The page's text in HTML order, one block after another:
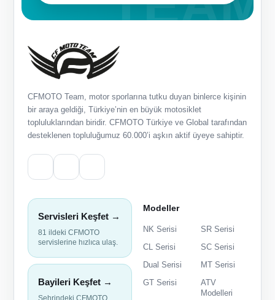
CFMOTO Team, motor sporlarına tutku duyan binlerce kişinin
bir araya geldiği, Türkiye’nin en büyük motosiklet
topluluklarından biridir. CFMOTO Türkiye ve Global tarafından
desteklenen topluluğumuz 60.000’i aşkın aktif üyeye sahiptir.
Servisleri Keşfet →
81 ildeki CFMOTO
servislerine hızlıca ulaş.
Bayileri Keşfet →
Modeller
NK Serisi
SR Serisi
CL Serisi
SC Serisi
Dual Serisi
MT Serisi
GT Serisi
ATV
Modelleri